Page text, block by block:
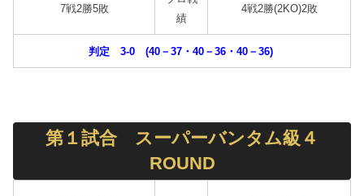
7戦2勝5敗
績
4戦2勝(2KO)2敗
判定 3-0 (40－37・40－36・40－36)
第１試合 スーパーバンタム級４
ROUND